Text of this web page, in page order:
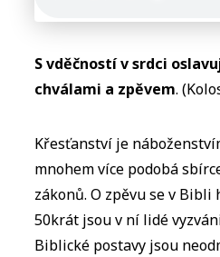
S vděčností v srdci
chválami a zpěvem.
Křesťanství je
mnohem více podobá
zákonů. O zpěvu se v Bibli
50krát jsou v ní lidé
Biblické postavy jsou